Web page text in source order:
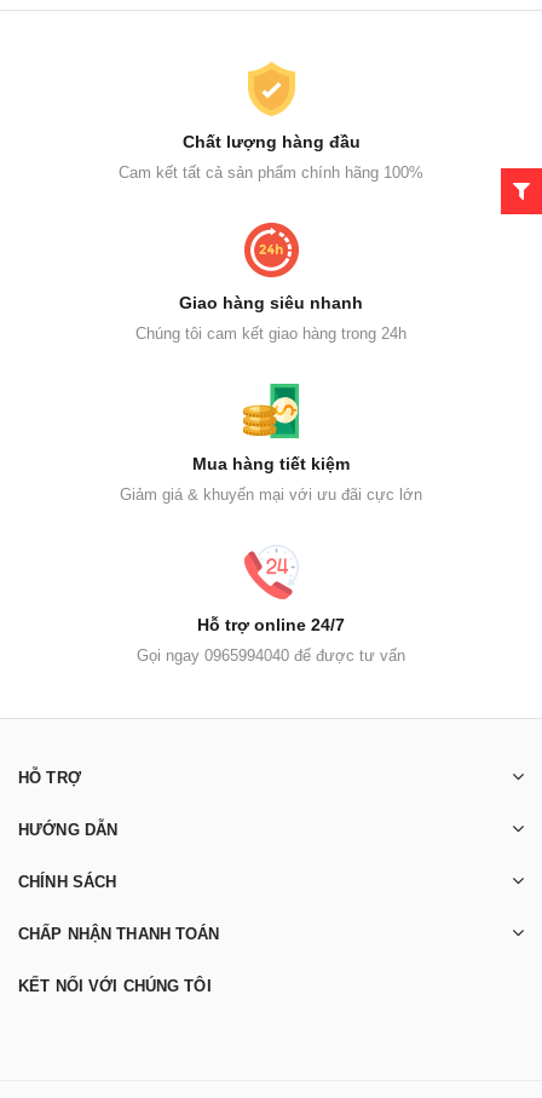
Chất lượng hàng đầu
Cam kết tất cả sản phẩm chính hãng 100%
Giao hàng siêu nhanh
Chúng tôi cam kết giao hàng trong 24h
Mua hàng tiết kiệm
Giảm giá & khuyến mại với ưu đãi cực lớn
Hỗ trợ online 24/7
Gọi ngay 0965994040 để được tư vấn
HỖ TRỢ
HƯỚNG DẪN
CHÍNH SÁCH
CHẤP NHẬN THANH TOÁN
KẾT NỐI VỚI CHÚNG TÔI